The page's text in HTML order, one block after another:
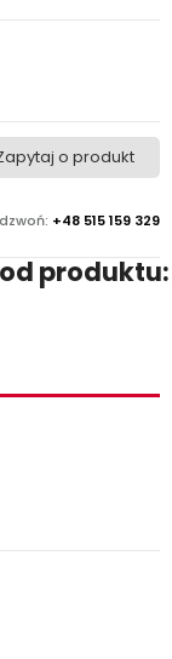
+48 515 159 329
o produkt
produktu: